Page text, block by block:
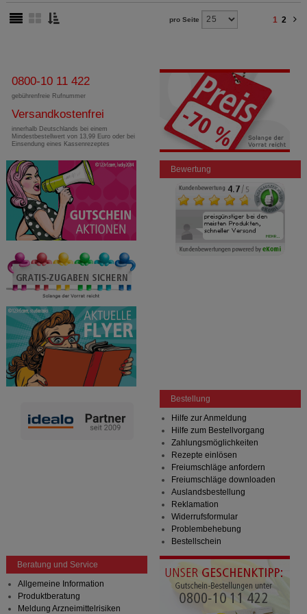
Dritte wie z.B. Google oder soziale Medien
übertragen werden.
pro Seite 1 2
0800-10 11 422
gebührenfreie Rufnummer
Versandkostenfrei
innerhalb Deutschlands bei einem
Mindestbestellwert von 13,99 Euro oder bei
Einsendung eines Kassenrezeptes
Bewertung
Bestellung
Hilfe zur Anmeldung
Hilfe zum Bestellvorgang
Zahlungsmöglichkeiten
Rezepte einlösen
Freiumschläge anfordern
Freiumschläge downloaden
Auslandsbestellung
Reklamation
Widerrufsformular
Problembehebung
Bestellschein
Beratung und Service
Allgemeine Information
Produktberatung
Meldung Arzneimittelrisiken